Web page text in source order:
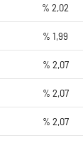
% 2,02
% 1,99
% 2,07
% 2,07
% 2,07